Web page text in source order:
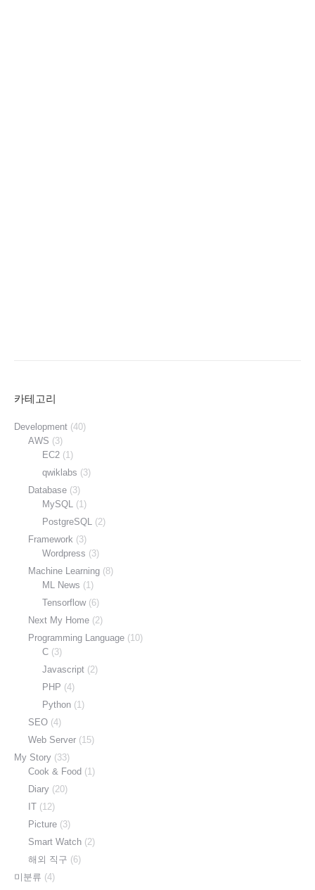
카테고리
Development (40)
AWS (3)
EC2 (1)
qwiklabs (3)
Database (3)
MySQL
(1)
PostgreSQL
(2)
Framework (3)
Wordpress (3)
Machine Learning (8)
ML News (1)
Tensorflow(6)
Next My Home (2)
Programming Language (10)
C (3)
Javascript (2)
PHP (4)
Python (1)
SEO (4)
Web Server (15)
My Story (33)
Cook & Food (1)
Diary (20)
IT (12)
Picture (3)
Smart Watch (2)
해외 직구 (6)
미분류 (4)